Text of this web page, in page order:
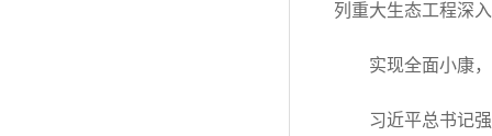
列重大生态工程深
实现全面小康
习近平总书记